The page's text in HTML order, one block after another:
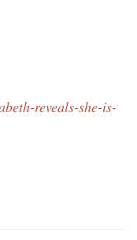
reveals-she-is-